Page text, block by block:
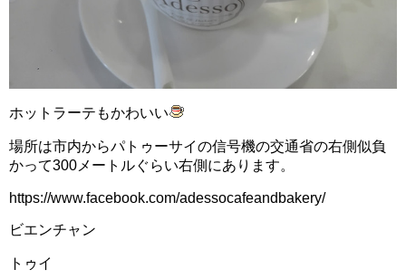
ホットラーテもかわいい
場所は市内からパトゥーサイの信号機の交通省の右側似負
かって300メートルぐらい右側にあります。
https://www.facebook.com/adessocafeandbakery/
ビエンチャン
トゥイ